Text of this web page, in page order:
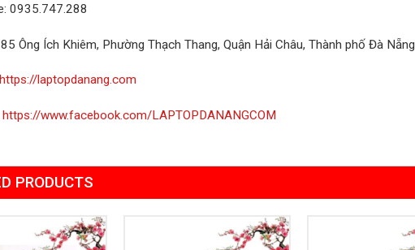
0935.747.288
Ông Ích Khiêm, Phường Thạch Thang, Quận Hải Châu, Thành phố Đà Nẵng
https://laptopdanang.com
https://www.facebook.com/LAPTOPDANANGCOM
PRODUCTS